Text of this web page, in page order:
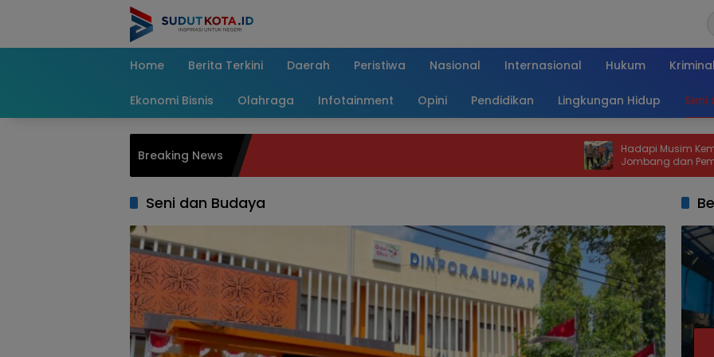
Home
Berita Terkini Daerah Peristiwa Nasional Internasional Hukum Kriminal
Ekonomi Bisnis Olahraga Infotainment Opini Pendidikan Lingkungan Hidup Seni
Breaking News
Hadapi Musim Kemarau 2026, Polres
Jombang dan Pemkab Perkuat
Kesiapsiagaan Bencana
Seni dan Budaya